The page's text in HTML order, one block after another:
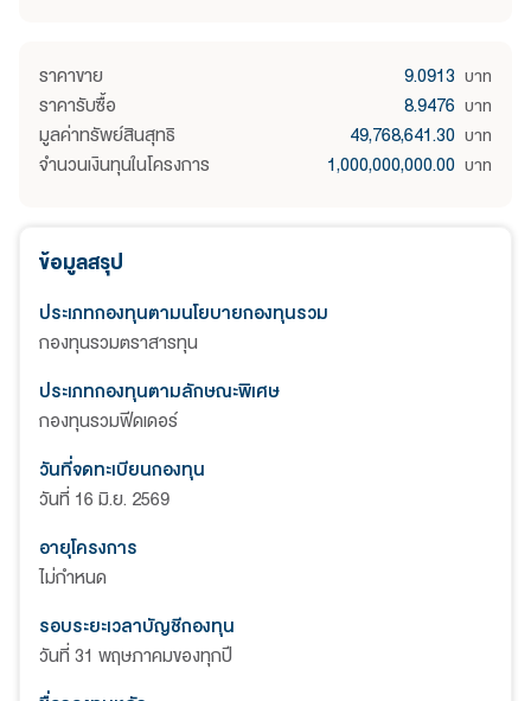
ราคาขาย 9.0913 บาท
ราคารับซื้อ 8.9476 บาท
มูลค่าทรัพย์สินสุทธิ 49,768,641.30 บาท
จำนวนเงินทุนในโครงการ 1,000,000,000.00 บาท
ข้อมูลสรุป
ประเภทกองทุนตามนโยบายกองทุนรวม
กองทุนรวมตราสารทุน
ประเภทกองทุนตามลักษณะพิเศษ
กองทุนรวมฟีดเดอร์
วันที่จดทะเบียนกองทุน
วันที่ 16 มิ.ย. 2569
อายุโครงการ
ไม่กำหนด
รอบระยะเวลาบัญชีกองทุน
วันที่ 31 พฤษภาคมของทุกปี